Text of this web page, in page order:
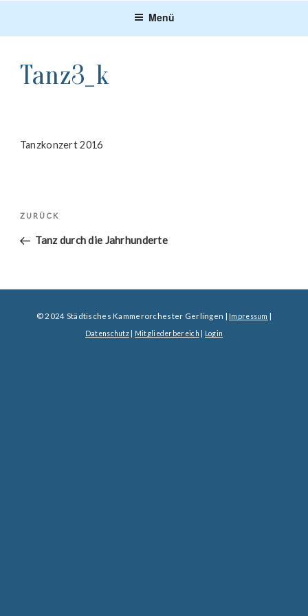
Menü
Tanz3_k
Tanzkonzert 2016
Beitragsnavigation
Vorheriger
ZURÜCK
Tanz durch die Jahrhunderte
© 2024 Städtisches Kammerorchester Gerlingen | Impressum |
Datenschutz| Mitgliederbereich | Login